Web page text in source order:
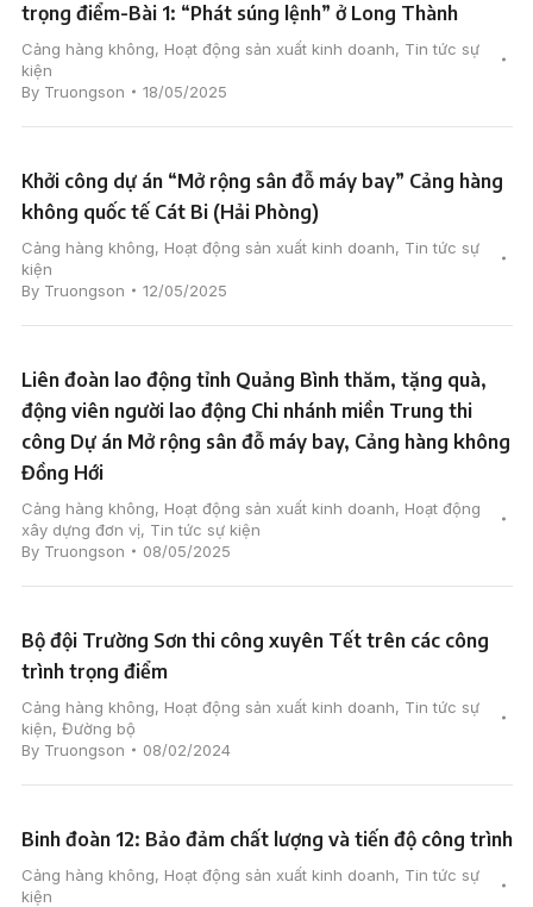
trọng điểm-Bài 1: “Phát súng lệnh” ở Long Thành
Cảng hàng không, Hoạt động sản xuất kinh doanh, Tin tức sự
kiện
By Truongson 18/05/2025
Khởi công dự án “Mở rộng sân đỗ máy bay” Cảng hàng
không quốc tế Cát Bi (Hải Phòng)
Cảng hàng không, Hoạt động sản xuất kinh doanh, Tin tức sự
kiện
By Truongson 12/05/2025
Liên đoàn lao động tỉnh Quảng Bình thăm, tặng quà,
động viên người lao động Chi nhánh miền Trung thi
công Dự án Mở rộng sân đỗ máy bay, Cảng hàng không
Đồng Hới
Cảng hàng không, Hoạt động sản xuất kinh doanh, Hoạt động
xây dựng đơn vị, Tin tức sự kiện
By Truongson 08/05/2025
Bộ đội Trường Sơn thi công xuyên Tết trên các công
trình trọng điểm
Cảng hàng không, Hoạt động sản xuất kinh doanh, Tin tức sự
kiện, Đường bộ
By Truongson 08/02/2024
Binh đoàn 12: Bảo đảm chất lượng và tiến độ công trình
Cảng hàng không, Hoạt động sản xuất kinh doanh, Tin tức sự
kiện